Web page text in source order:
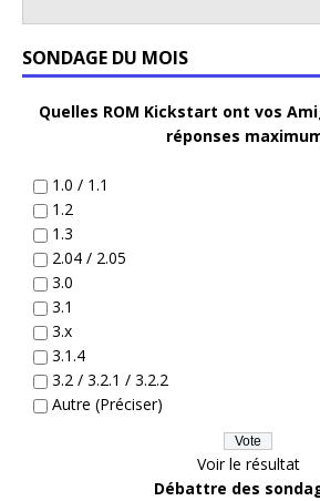
SONDAGE DU MOIS
Quelles ROM Kickstart ont vos
réponses
1.0 / 1.1
1.2
1.3
2.04 / 2.05
3.0
3.1
3.x
3.1.4
3.2 / 3.2.1 / 3.2.2
Autre (Préciser)
Voir le résultat
Débattre des